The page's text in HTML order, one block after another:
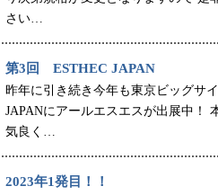
さい…
第3回 ESTHEC JAPAN
昨年に引き続き今年も東京ビッグサ
JAPANにアールエスエスが出展中！
気良く…
2023年1発目！！